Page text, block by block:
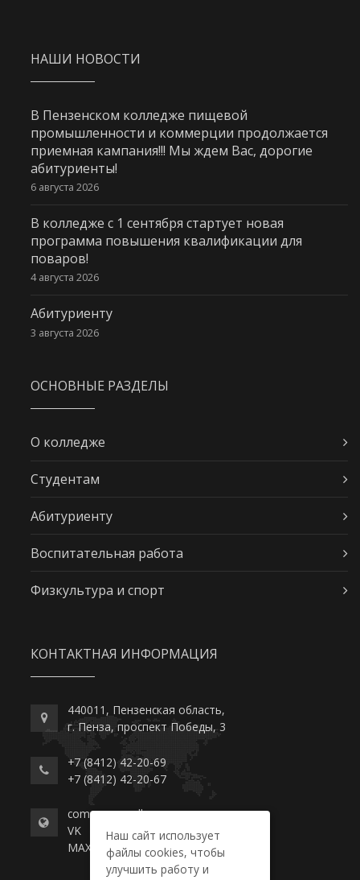
НАШИ НОВОСТИ
В Пензенском колледже пищевой
промышленности и коммерции продолжается
приемная кампания!!! Мы ждем Вас, дорогие
абитуриенты!
6 августа 2026
В колледже с 1 сентября стартует новая
программа повышения квалификации для
поваров!
4 августа 2026
Абитуриенту
3 августа 2026
ОСНОВНЫЕ РАЗДЕЛЫ
О колледже
Студентам
Абитуриенту
Воспитательная работа
Физкультура и спорт
КОНТАКТНАЯ ИНФОРМАЦИЯ
440011, Пензенская область,
г. Пенза, проспект Победы, 3
+7 (8412) 42-20-69
+7 (8412) 42-20-67
commerce-college.ru
VK
MAX
Наш сайт использует
файлы cookies, чтобы
улучшить работу и